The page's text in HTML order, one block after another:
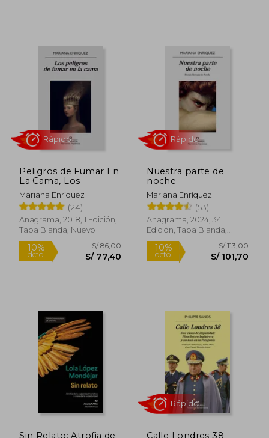
25%
dcto.
Rápido
9%
dcto.
Rápido
Peligros de Fumar En
La Cama, Los
Mariana Enríquez
(24)
Anagrama, 2018, 1 Edición,
Tapa Blanda, Nuevo
Nuestra parte de
noche
Mariana Enríquez
(53)
Anagrama, 2024, 34
Edición, Tapa Blanda,
Nuevo
Sin Relato: Atrofia de
Calle Londres 38